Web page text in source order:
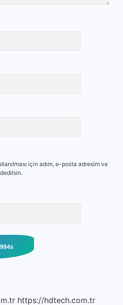
için adım, e-posta adresim ve
https://hdtech.com.tr